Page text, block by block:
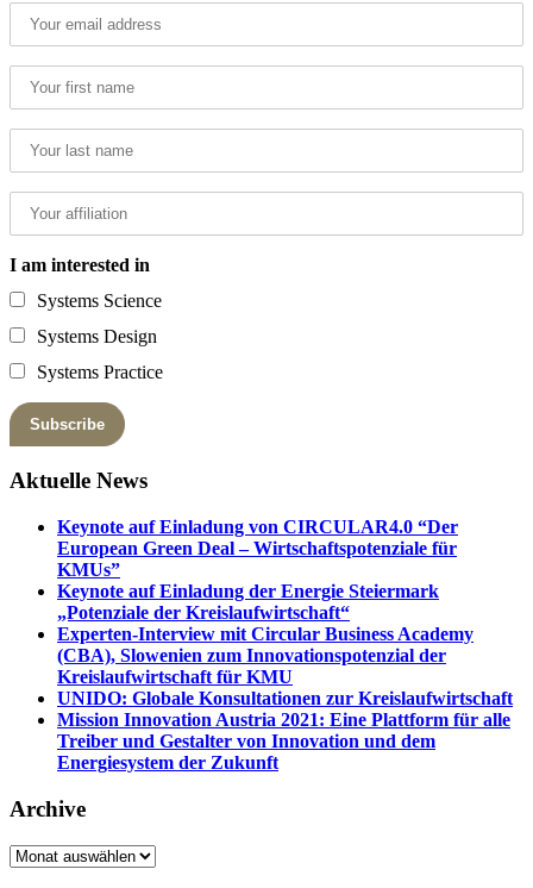
I am interested in
Systems Science
Systems Design
Systems Practice
Aktuelle News
Keynote auf Einladung von CIRCULAR4.0 “Der
European Green Deal – Wirtschaftspotenziale für
KMUs”
Keynote auf Einladung der Energie Steiermark
„Potenziale der Kreislaufwirtschaft“
Experten-Interview mit Circular Business Academy
(CBA), Slowenien zum Innovationspotenzial der
Kreislaufwirtschaft für KMU
UNIDO: Globale Konsultationen zur Kreislaufwirtschaft
Mission Innovation Austria 2021: Eine Plattform für alle
Treiber und Gestalter von Innovation und dem
Energiesystem der Zukunft
Archive
Archive